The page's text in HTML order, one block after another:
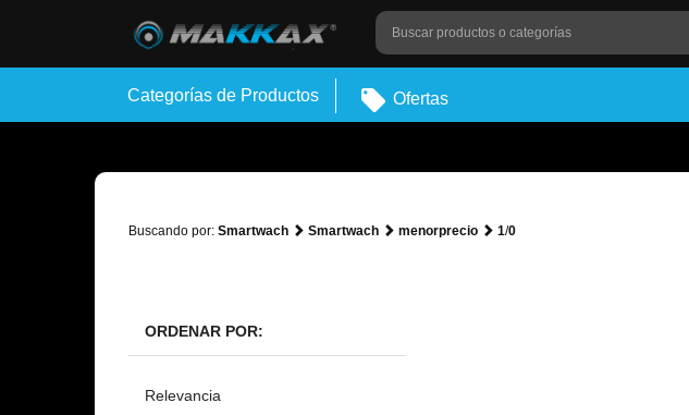
Categorías de Productos Ofertas
Buscando por: Smartwach Smartwach menorprecio 1/0
ORDENAR POR:
Relevancia